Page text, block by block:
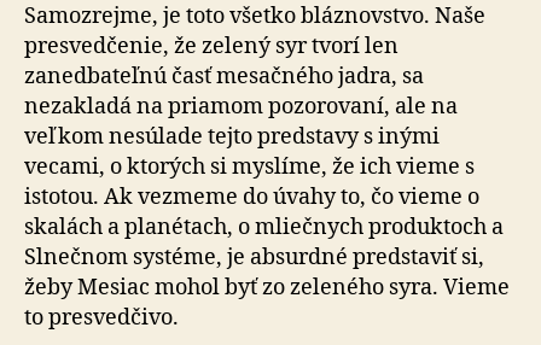
Samozrejme, je toto všetko bláznovstvo. Naše
presvedčenie, že zelený syr tvorí len
zanedbateľnú časť mesačného jadra, sa
nezakladá na priamom pozorovaní, ale na
veľkom nesúlade tejto predstavy s inými
vecami, o ktorých si myslíme, že ich vieme s
istotou. Ak vezmeme do úvahy to, čo vieme o
skalách a planétach, o mliečnych produktoch a
Slnečnom systéme, je absurdné predstaviť si,
žeby Mesiac mohol byť zo zeleného syra. Vieme
to presvedčivo.